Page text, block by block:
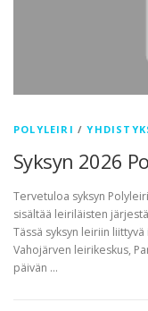
POLYLEIRI /
Syksyn 2026
Tervetuloa syksyn
sisältää leiriläisten
Tässä syksyn leiriin
Vahojärven leirikeskus,
päivän …